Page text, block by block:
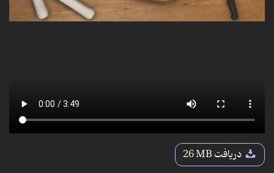
دریافت26 MB